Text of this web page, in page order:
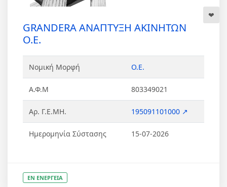
GRANDERA ΑΝΑΠΤΥΞΗ ΑΚΙΝΗΤΩΝ
Ο.Ε.
Νομική Μορφή Ο.Ε.
Α.Φ.Μ 803349021
Αρ. Γ.Ε.ΜΗ. 195091101000 ↗
Ημερομηνία Σύστασης 15-07-2026
ΕΝ ΕΝΕΡΓΕΙΑ